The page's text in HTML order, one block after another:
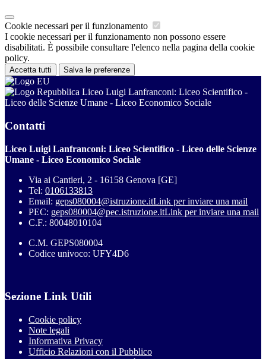
Cookie necessari per il funzionamento
I cookie necessari per il funzionamento non possono essere
disabilitati. È possibile consultare l'elenco nella pagina della cookie
policy.
Accetta tutti Salva le preferenze
Liceo Luigi Lanfranconi: Liceo Scientifico -
Liceo delle Scienze Umane - Liceo Economico Sociale
Contatti
Liceo Luigi Lanfranconi: Liceo Scientifico - Liceo delle Scienze
Umane - Liceo Economico Sociale
Via ai Cantieri, 2 - 16158 Genova [GE]
Tel: 0106133813
Email: geps080004@istruzione.itLink per inviare una mail
PEC: geps080004@pec.istruzione.itLink per inviare una mail
C.F.: 80048010104
C.M. GEPS080004
Codice univoco: UFY4D6
Sezione Link Utili
Cookie policy
Note legali
Informativa Privacy
Ufficio Relazioni con il Pubblico